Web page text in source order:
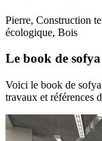
Pierre, Construction
écologique, Bois
Le book de sofya
Voici le book de
travaux et références